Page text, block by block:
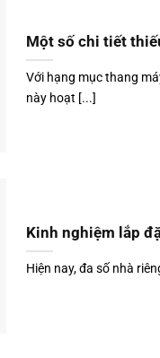
Một số chi tiết
Với hạng mục thang
này hoạt [...]
Kinh nghiệm lắp
Hiện nay, đa số nhà